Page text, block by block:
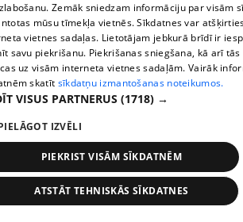
pirms 3 gadiem, 4 mēnešiem
Vakariņu namamāte Taro kārtīs
gaidāmi
31. epizode
Zemāk sniedzam informāciju par visām
mūsu tīmekļa vietnēs. Sīkdatnes var
vietnes sadaļas. Lietotājam jebkurā brīdī ir
savu piekrišanu. Piekrišanas sniegšana, kā arī
uz visām interneta vietnes sadaļām. Vairāk
skatīt sīkdatņu izmantošanas noteikumos.
VISUS PARTNERUS (1718) →
IZVĒLI
PIEKRIST VISĀM SĪKDATNĒM
ATSTĀT TEHNISKĀS SĪKDATNES